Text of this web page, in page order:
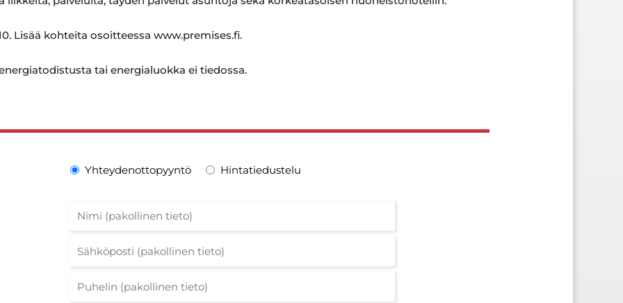
Lisää kohteita osoitteessa www.premises.fi.
tai energialuokka ei tiedossa.
Yhteydenottopyyntö Hintatiedustelu